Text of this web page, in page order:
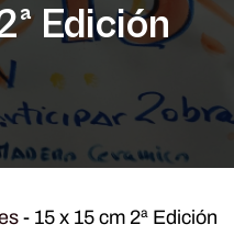
Edición
- 15 x 15 cm 2ª Edición